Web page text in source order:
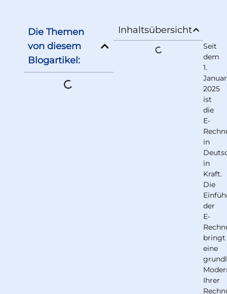
Die Themen
von diesem
Blogartikel:
Inhaltsübersicht
Seit
dem
1.
Januar
2025
ist
die
E-
in
in
Kraft.
Die
der
E-
bringt
eine
Ihrer